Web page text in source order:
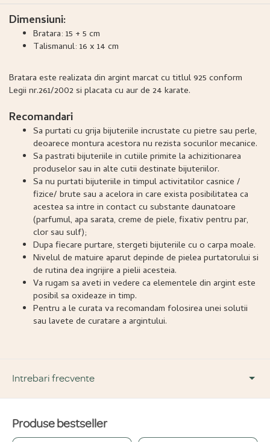
Dimensiuni:
Bratara: 15 + 5 cm
Talismanul: 16 x 14 cm
Bratara este realizata din argint marcat cu titlul 925 conform
Legii nr.261/2002 si placata cu aur de 24 karate.
Recomandari
Sa purtati cu grija bijuteriile incrustate cu pietre sau perle,
deoarece montura acestora nu rezista socurilor mecanice.
Sa pastrati bijuteriile in cutiile primite la achizitionarea
produselor sau in alte cutii destinate bijuteriilor.
Sa nu purtati bijuteriile in timpul activitatilor casnice /
fizice/ brute sau a acelora in care exista posibilitatea ca
acestea sa intre in contact cu substante daunatoare
(parfumul, apa sarata, creme de piele, fixativ pentru par,
clor sau sulf);
Dupa fiecare purtare, stergeti bijuteriile cu o carpa moale.
Nivelul de matuire aparut depinde de pielea purtatorului si
de rutina dea ingrijire a pielii acesteia.
Va rugam sa aveti in vedere ca elementele din argint este
posibil sa oxideaze in timp.
Pentru a le curata va recomandam folosirea unei solutii
sau lavete de curatare a argintului.
Intrebari frecvente
DESPRE PRODUS ȘI MATERIALE
Produse bestseller